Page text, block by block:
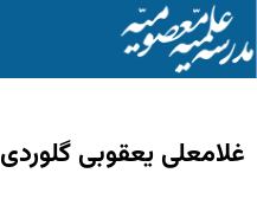
غلامعلی یعقوبی گلوردی